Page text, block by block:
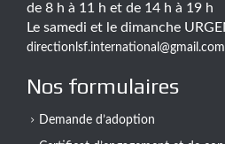
de 8 h à 11 h et de 14 h à 19 h
Le samedi et le dimanche
directionlsf.international@gmail.com
Nos formulaires
Demande d’adoption